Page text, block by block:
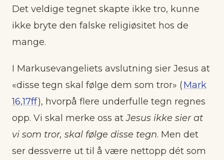
Det veldige tegnet skapte ikke tro, kunne
ikke bryte den falske religiøsitet hos de
mange.
I Markusevangeliets avslutning sier Jesus at
«disse tegn skal følge dem som tror» (Mark
16,17ff), hvorpå flere underfulle tegn regnes
opp. Vi skal merke oss atJesus ikke sier at
vi som tror, skal følge disse tegn. Men det
ser dessverre ut til å være nettopp dét som